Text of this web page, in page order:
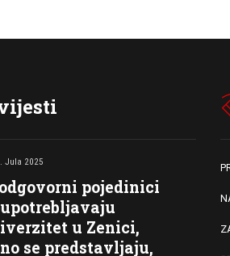
Jula 2025
pojedinici
u Zenici,
se predstavljaju,